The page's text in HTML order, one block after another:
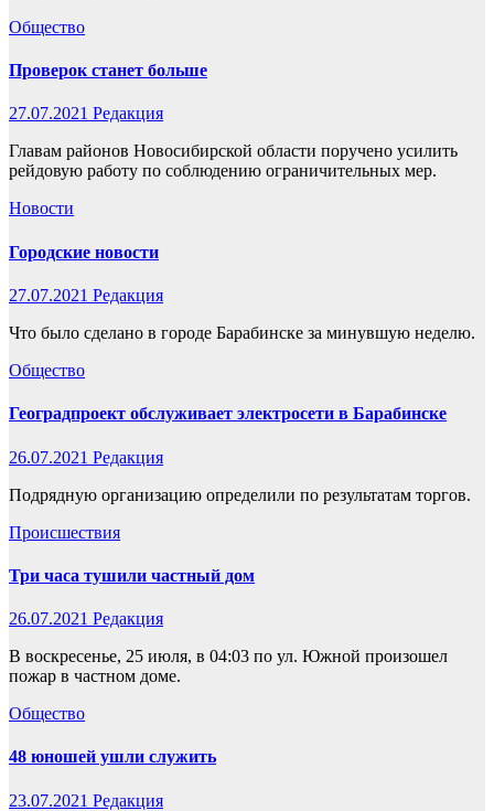
Общество
Проверок станет больше
27.07.2021 Редакция
Главам районов Новосибирской области поручено усилить
рейдовую работу по соблюдению ограничительных мер.
Новости
Городские новости
27.07.2021 Редакция
Что было сделано в городе Барабинске за минувшую неделю.
Общество
Геоградпроект обслуживает электросети в Барабинске
26.07.2021 Редакция
Подрядную организацию определили по результатам торгов.
Происшествия
Три часа тушили частный дом
26.07.2021 Редакция
В воскресенье, 25 июля, в 04:03 по ул. Южной произошел
пожар в частном доме.
Общество
48 юношей ушли служить
23.07.2021 Редакция